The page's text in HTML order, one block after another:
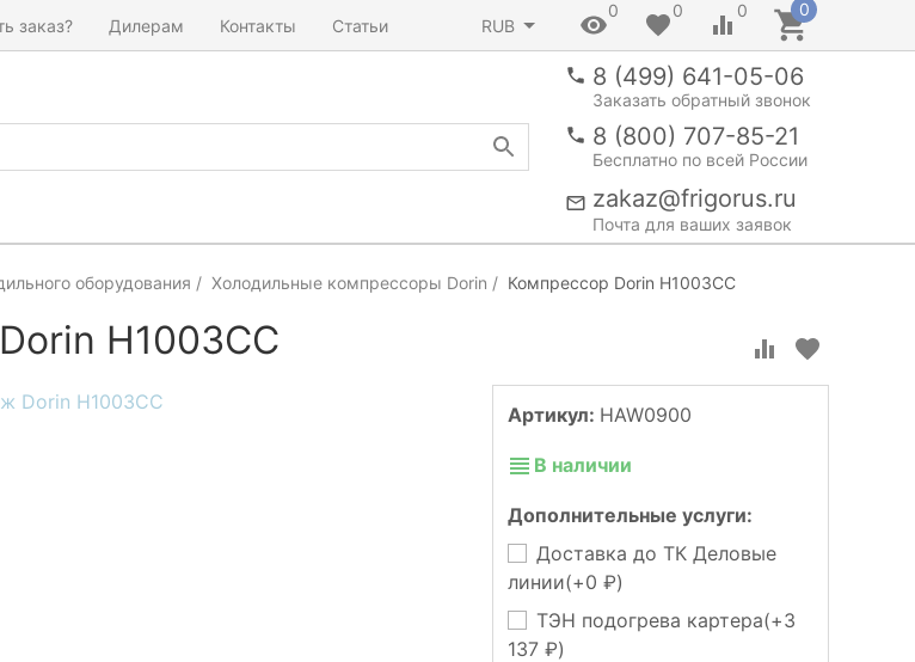
заказ? Дилерам Контакты Статьи RUB
0 0 0 0
8 (499) 641-05-06
Заказать обратный звонок
8 (800) 707-85-21
Бесплатно по всей России
zakaz@frigorus.ru
Почта для ваших заявок
оборудования Холодильные компрессоры Dorin Компрессор Dorin H1003CC
H1003CC
Артикул: HAW0900
В наличии
Дополнительные услуги:
Доставка до ТК Деловые
линии(+0
)
ТЭН подогрева картера(+3
137
)